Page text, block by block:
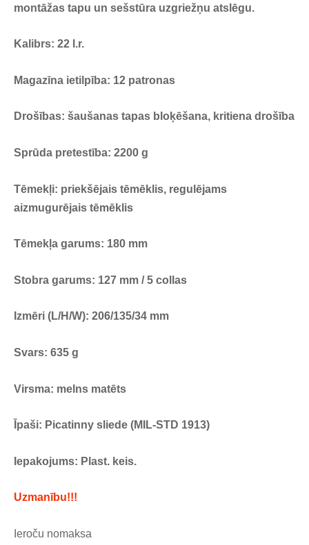
montāžas tapu un sešstūra uzgriežņu atslēgu.
Kalibrs: 22 l.r.
Magazīna ietilpība: 12 patronas
Drošības: šaušanas tapas bloķēšana, kritiena drošība
Sprūda pretestība: 2200 g
Tēmekļi: priekšējais tēmēklis, regulējams
aizmugurējais tēmēklis
Tēmekļa garums: 180 mm
Stobra garums: 127 mm / 5 collas
Izmēri (L/H/W): 206/135/34 mm
Svars: 635 g
Virsma: melns matēts
Īpaši: Picatinny sliede (MIL-STD 1913)
Iepakojums: Plast. keis.
Uzmanību!!!
Ieroču nomaksa